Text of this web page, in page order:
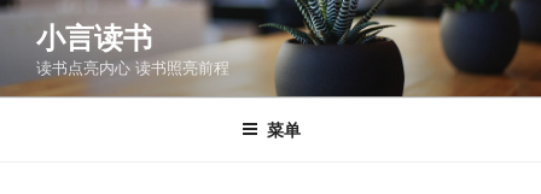
跳
容
小言读书
读书点亮内心 读书照亮前程
菜单